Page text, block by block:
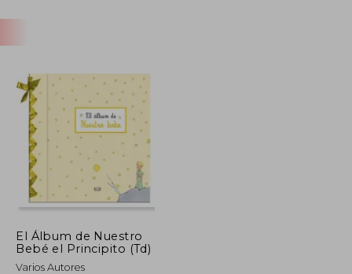
El Álbum de Nuestro
Bebé el Principito (Td)
Varios Autores